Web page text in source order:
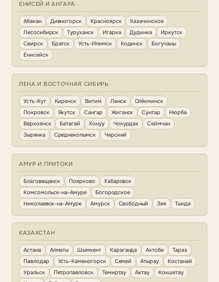
ЕНИСЕЙ И АНГАРА
Абакан Дивногорск Красноярск
Казачинское
Лесосибирск
Туруханск Игарка Дудинка
Иркутск
Свирск
Братск Усть-Илимск Кодинск
Богучаны
Енисейск
ЛЕНА И ВОСТОЧНАЯ СИБИРЬ
Усть-Кут Киренск Витим Ленск
Олёкминск
Покровск
Якутск Сангар Жиганск Сунтар
Нюрба
Верхоянск
Батагай Хонуу Чокурдах
Сеймчан
Зырянка
Среднеколымск Черский
АМУР И ПРИТОКИ
Благовещенск Поярково
Хабаровск
Комсомольск-на-Амуре
Богородское
Николаевск-на-Амуре
Амурск Свободный Зея Тында
КАЗАХСТАН
Астана Алматы Шымкент Караганда Актобе
Тараз
Павлодар
Усть-Каменогорск Семей Атырау
Костанай
Уральск
Петропавловск Темиртау Актау
Кокшетау